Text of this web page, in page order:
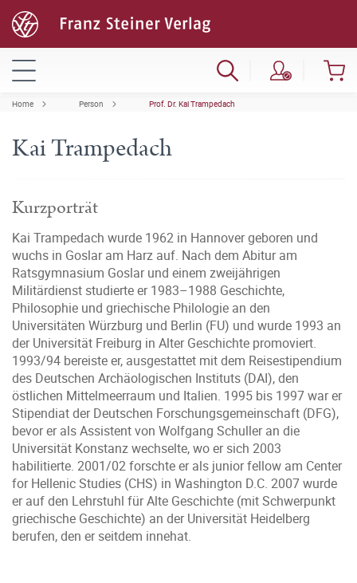
Home Person Prof. Dr. Kai Trampedach
Kai Trampedach
Kurzporträt
Kai Trampedach wurde 1962 in Hannover geboren und
wuchs in Goslar am Harz auf. Nach dem Abitur am
Ratsgymnasium Goslar und einem zweijährigen
Militärdienst studierte er 1983–1988 Geschichte,
Philosophie und griechische Philologie an den
Universitäten Würzburg und Berlin (FU) und wurde 1993 an
der Universität Freiburg in Alter Geschichte promoviert.
1993/94 bereiste er, ausgestattet mit dem Reisestipendium
des Deutschen Archäologischen Instituts (DAI), den
östlichen Mittelmeerraum und Italien. 1995 bis 1997 war er
Stipendiat der Deutschen Forschungsgemeinschaft (DFG),
bevor er als Assistent von Wolfgang Schuller an die
Universität Konstanz wechselte, wo er sich 2003
habilitierte. 2001/02 forschte er als junior fellow am Center
for Hellenic Studies (CHS) in Washington D.C. 2007 wurde
er auf den Lehrstuhl für Alte Geschichte (mit Schwerpunkt
griechische Geschichte) an der Universität Heidelberg
berufen, den er seitdem innehat.